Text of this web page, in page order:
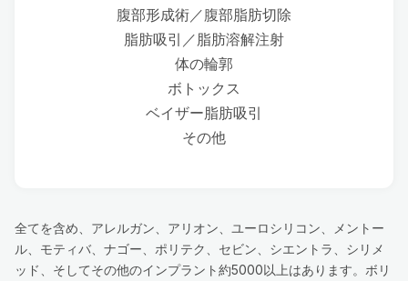
腹部形成術／腹部脂肪切除
脂肪吸引／脂肪溶解注射
体の輪郭
ボトックス
ベイザー脂肪吸引
その他
全てを含め、アレルガン、アリオン、ユーロシリコン、メントー
ル、モティバ、ナゴー、ポリテク、セビン、シエントラ、シリメ
ッド、そしてその他のインプラント約5000以上はあります。ボリ